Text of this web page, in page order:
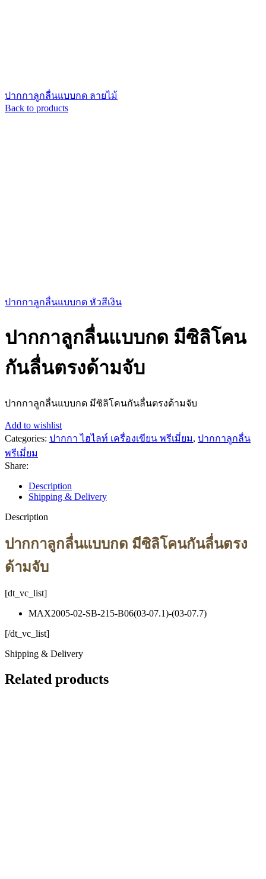
ปากกาลูกลื่นแบบกด ลายไม้
Back to products
ปากกาลูกลื่นแบบกด หัวสีเงิน
ปากกาลูกลื่นแบบกด มีซิลิโคน
กันลื่นตรงด้ามจับ
ปากกาลูกลื่นแบบกด มีซิลิโคนกันลื่นตรงด้ามจับ
Add to wishlist
Categories: ปากกา ไฮไลท์ เครื่องเขียน พรีเมี่ยม, ปากกาลูกลื่น
พรีเมี่ยม
Share:
Description
Shipping & Delivery
Description
ปากกาลูกลื่นแบบกด มีซิลิโคนกันลื่นตรง
ด้ามจับ
[dt_vc_list]
MAX2005-02-SB-215-B06(03-07.1)-(03-07.7)
[/dt_vc_list]
Shipping & Delivery
Related products